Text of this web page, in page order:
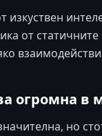
изкуствен
от
огромна в
но